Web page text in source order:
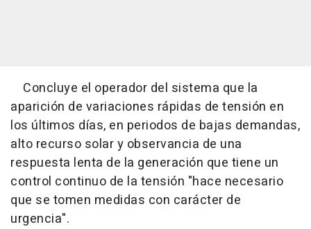
Concluye el operador del sistema que la
aparición de variaciones rápidas de tensión en
los últimos días, en periodos de bajas demandas,
alto recurso solar y observancia de una
respuesta lenta de la generación que tiene un
control continuo de la tensión "hace necesario
que se tomen medidas con carácter de
urgencia".